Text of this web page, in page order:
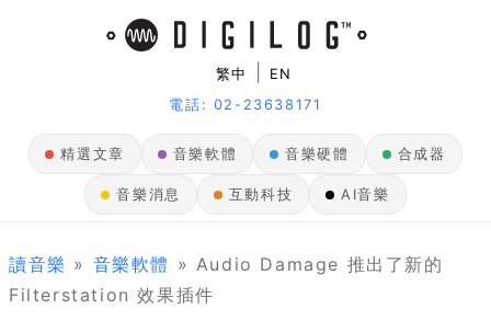
繁中
EN
電話: 02-23638171
精選文章 音樂軟體 音樂硬體 合成器
音樂消息 互動科技 AI音樂
讀音樂 » 音樂軟體 » Audio Damage 推出了新的
Filterstation 效果插件